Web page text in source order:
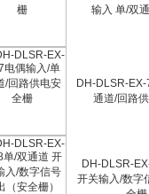
输入 单/双
DH-DLSR-
通道/回路
DH-DLSR-
开关输入/数字